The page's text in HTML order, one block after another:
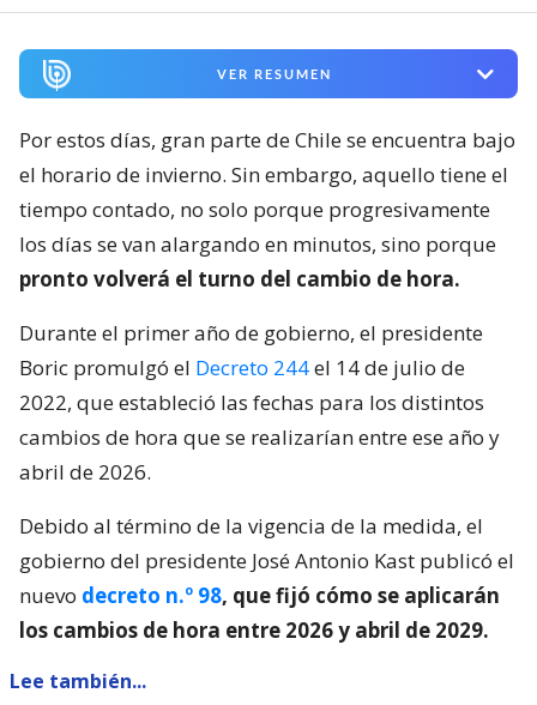
VER RESUMEN
Por estos días, gran parte de Chile se encuentra bajo
el horario de invierno. Sin embargo, aquello tiene el
tiempo contado, no solo porque progresivamente
los días se van alargando en minutos, sino porque
pronto volverá el turno del cambio de hora.
Durante el primer año de gobierno, el presidente
Boric promulgó el Decreto 244el 14 de julio de
2022, que estableció las fechas para los distintos
cambios de hora que se realizarían entre ese año y
abril de 2026.
Debido al término de la vigencia de la medida, el
gobierno del presidente José Antonio Kast publicó el
nuevo decreto n.º 98, que fijó cómo se aplicarán
los cambios de hora entre 2026 y abril de 2029.
Lee también...